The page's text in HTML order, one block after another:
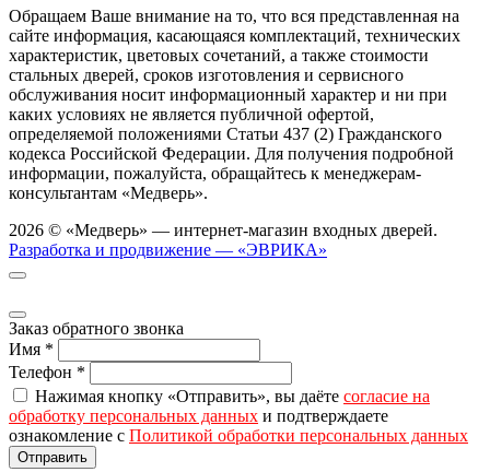
Обращаем Ваше внимание на то, что вся представленная на
сайте информация, касающаяся комплектаций, технических
характеристик, цветовых сочетаний, а также стоимости
стальных дверей, сроков изготовления и сервисного
обслуживания носит информационный характер и ни при
каких условиях не является публичной офертой,
определяемой положениями Статьи 437 (2) Гражданского
кодекса Российской Федерации. Для получения подробной
информации, пожалуйста, обращайтесь к менеджерам-
консультантам «Медверь».
2026 © «Медверь» — интернет-магазин входных дверей.
Разработка и продвижение — «ЭВРИКА»
Заказ обратного звонка
Имя *
Телефон *
Нажимая кнопку «Отправить», вы даёте согласие на
обработку персональных данных и подтверждаете
ознакомление с Политикой обработки персональных данных